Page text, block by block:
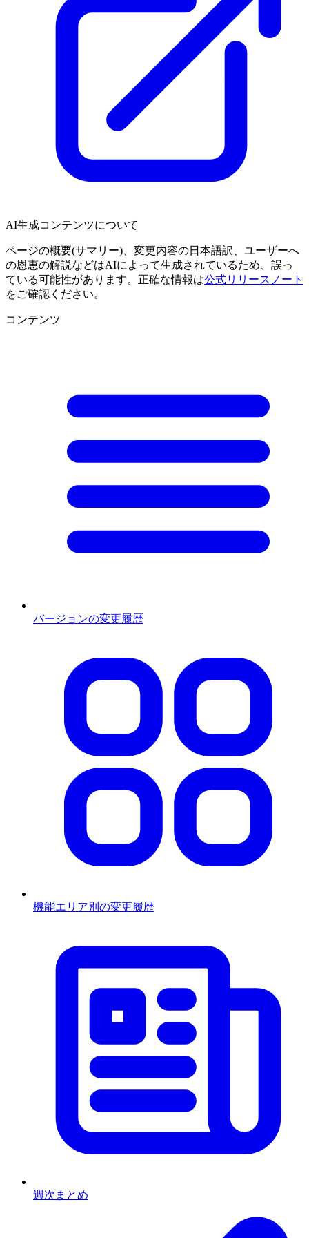
AI生成コンテンツについて
ページの概要(サマリー)、変更内容の日本語訳、ユーザーへ
の恩恵の解説などはAIによって生成されているため、誤っ
ている可能性があります。正確な情報は公式リリースノート
をご確認ください。
コンテンツ
バージョンの変更履歴
機能エリア別の変更履歴
週次まとめ